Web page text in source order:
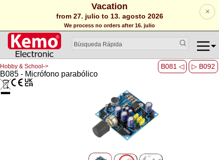
Vacation
from 27. julio to 13. agosto 2026
We process no orders after 16. julio
×
B081 ◁ ▷ B092
Hobby & School->
B085 - Micrófono parabólico